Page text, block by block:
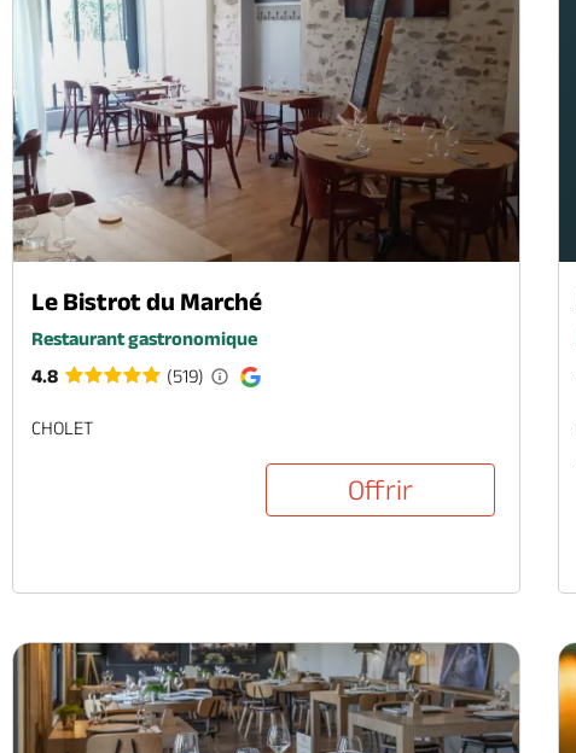
Le Bistrot du Marché
Restaurant gastronomique
4.8
(519)
CHOLET
Offrir